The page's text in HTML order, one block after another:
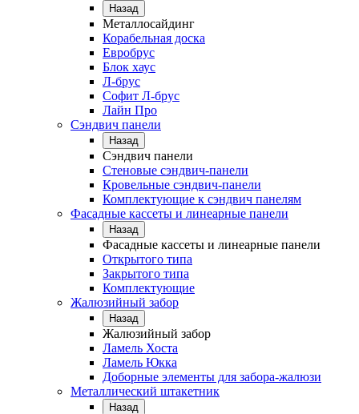
Назад
Металлосайдинг
Корабельная доска
Евробрус
Блок хаус
Л-брус
Софит Л-брус
Лайн Про
Сэндвич панели
Назад
Сэндвич панели
Стеновые сэндвич-панели
Кровельные сэндвич-панели
Комплектующие к сэндвич панелям
Фасадные кассеты и линеарные панели
Назад
Фасадные кассеты и линеарные панели
Открытого типа
Закрытого типа
Комплектующие
Жалюзийный забор
Назад
Жалюзийный забор
Ламель Хоста
Ламель Юкка
Доборные элементы для забора-жалюзи
Металлический штакетник
Назад